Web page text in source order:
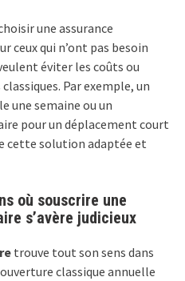
une assurance
ceux qui n’ont pas besoin
éviter les coûts ou
Par exemple, un
une semaine ou un
pour un déplacement court
cette solution adaptée et
où souscrire une
s’avère judicieux
trouve tout son sens dans
classique annuelle